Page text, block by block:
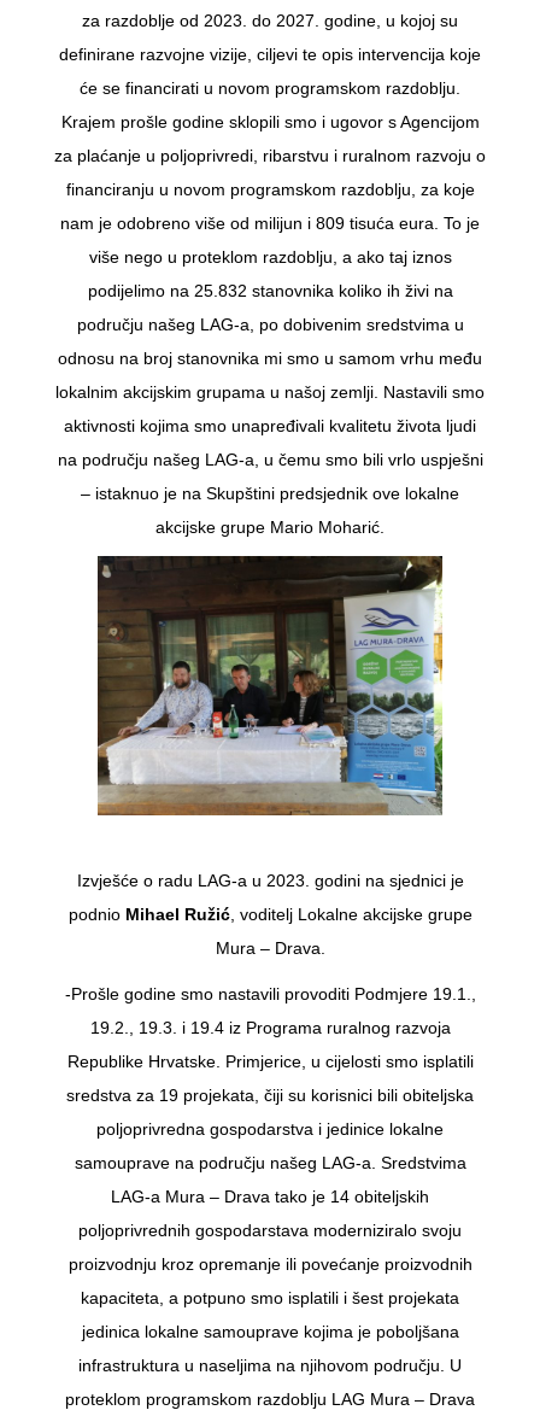
za razdoblje od 2023. do 2027. godine, u kojoj su
definirane razvojne vizije, ciljevi te opis intervencija koje
će se financirati u novom programskom razdoblju.
Krajem prošle godine sklopili smo i ugovor s Agencijom
za plaćanje u poljoprivredi, ribarstvu i ruralnom razvoju o
financiranju u novom programskom razdoblju, za koje
nam je odobreno više od milijun i 809 tisuća eura. To je
više nego u proteklom razdoblju, a ako taj iznos
podijelimo na 25.832 stanovnika koliko ih živi na
području našeg LAG-a, po dobivenim sredstvima u
odnosu na broj stanovnika mi smo u samom vrhu među
lokalnim akcijskim grupama u našoj zemlji. Nastavili smo
aktivnosti kojima smo unapređivali kvalitetu života ljudi
na području našeg LAG-a, u čemu smo bili vrlo uspješni
– istaknuo je na Skupštini predsjednik ove lokalne
akcijske grupe Mario Moharić.
Izvješće o radu LAG-a u 2023. godini na sjednici je
podnio Mihael Ružić, voditelj Lokalne akcijske grupe
Mura – Drava.
-Prošle godine smo nastavili provoditi Podmjere 19.1.,
19.2., 19.3. i 19.4 iz Programa ruralnog razvoja
Republike Hrvatske. Primjerice, u cijelosti smo isplatili
sredstva za 19 projekata, čiji su korisnici bili obiteljska
poljoprivredna gospodarstva i jedinice lokalne
samouprave na području našeg LAG-a. Sredstvima
LAG-a Mura – Drava tako je 14 obiteljskih
poljoprivrednih gospodarstava moderniziralo svoju
proizvodnju kroz opremanje ili povećanje proizvodnih
kapaciteta, a potpuno smo isplatili i šest projekata
jedinica lokalne samouprave kojima je poboljšana
infrastruktura u naseljima na njihovom području. U
proteklom programskom razdoblju LAG Mura – Drava